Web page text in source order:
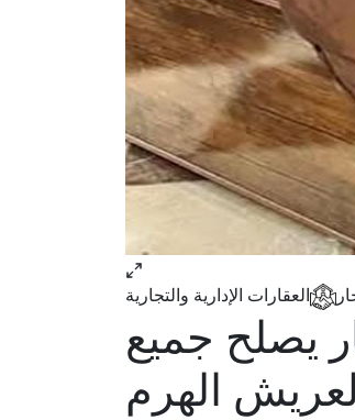
العقارات الإدارية والتجارية
يصلح جميع
الهرم